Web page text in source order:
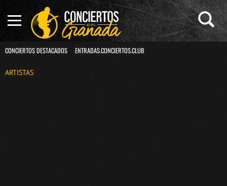
CONCIERTOS DESTACADOS ENTRADAS.CONCIERTOS.CLUB
ARTISTAS